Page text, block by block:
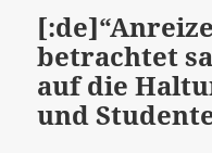
betrachtet
auf die
und